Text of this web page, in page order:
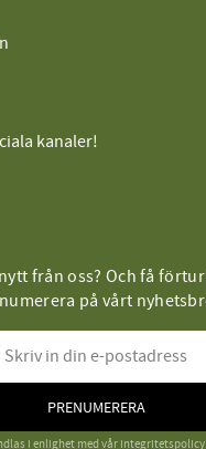
kanaler!
från oss? Och få
på vårt
PRENUMERERA
i enlighet med vår integritetspolicy